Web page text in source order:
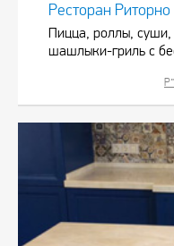
Ресторан Риторно
Пицца, роллы,
шашлыки-гриль с